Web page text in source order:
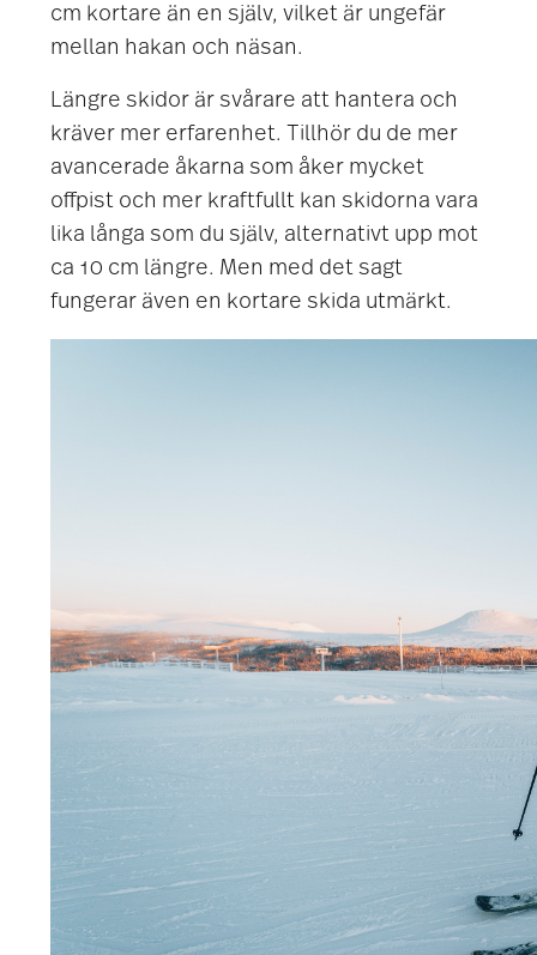
cm kortare än en själv, vilket är ungefär
mellan hakan och näsan.
Längre skidor är svårare att hantera och
kräver mer erfarenhet. Tillhör du de mer
avancerade åkarna som åker mycket
offpist och mer kraftfullt kan skidorna vara
lika långa som du själv, alternativt upp mot
ca 10 cm längre. Men med det sagt
fungerar även en kortare skida utmärkt.